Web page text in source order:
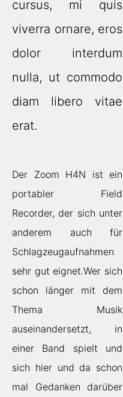
cursus, mi quis
viverra ornare, eros
dolor interdum
nulla, ut commodo
diam libero vitae
erat.
Der Zoom H4N ist ein
portabler Field
Recorder, der sich unter
anderem auch für
Schlagzeugaufnahmen
sehr gut eignet.Wer sich
schon länger mit dem
Thema Musik
auseinandersetzt, in
einer Band spielt und
sich hier und da schon
mal Gedanken darüber